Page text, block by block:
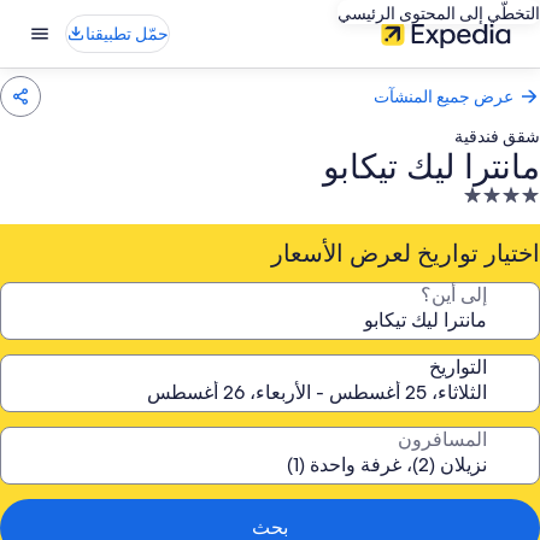
التخطّي إلى المحتوى الرئيسي
حمّل تطبيقنا
عرض جميع المنشآت
شقق فندقية
مانترا ليك تيكابو
منشأة
فندقية
مصنفة
4.0
اختيار تواريخ لعرض الأسعار
إلى أين؟
التواريخ
المسافرون
بحث